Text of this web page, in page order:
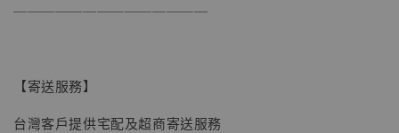
──────────────
【寄送服務】
台灣客戶提供宅配及超商寄送服務